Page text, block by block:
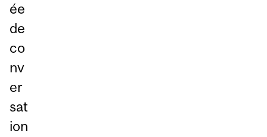
ée
de
co
nv
er
sat
ion